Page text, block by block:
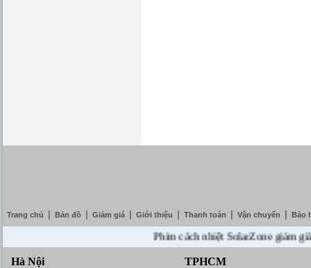
Trang chủ Bản đồ Giảm giá Giới thiệu Thanh toán Vận chuyển Bảo
Phim cách nhiệt SolarZone giảm giá
Hà Nội TPHCM